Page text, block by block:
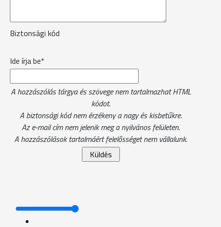
Biztonsági kód
Ide írja be*
A hozzászólás tárgya és szövege nem tartalmazhat HTML
kódot.
A biztonsági kód nem érzékeny a nagy és kisbetűkre.
Az e-mail cím nem jelenik meg a nyilvános felületen.
A hozzászólások tartalmáért felelősséget nem vállalunk.